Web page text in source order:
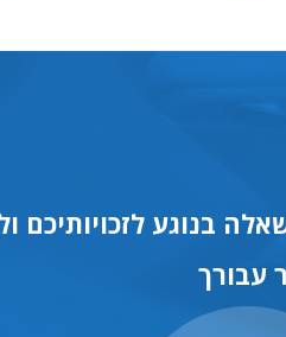
בנוגע לזכויותיכם
עבורך